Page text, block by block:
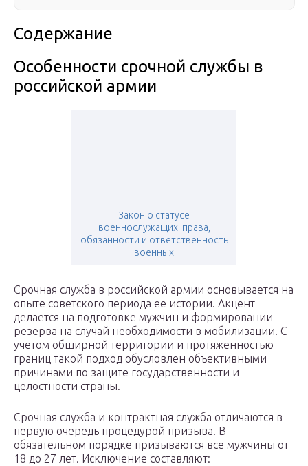
Содержание
Особенности срочной службы в
российской армии
Закон о статусе
военнослужащих: права,
обязанности и ответственность
военных
Срочная служба в российской армии основывается на
опыте советского периода ее истории. Акцент
делается на подготовке мужчин и формировании
резерва на случай необходимости в мобилизации. С
учетом обширной территории и протяженностью
границ такой подход обусловлен объективными
причинами по защите государственности и
целостности страны.
Срочная служба и контрактная служба отличаются в
первую очередь процедурой призыва. В
обязательном порядке призываются все мужчины от
18 до 27 лет. Исключение составляют: